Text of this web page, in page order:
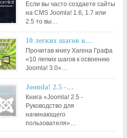
Если вы часто создаете сайты
на CMS Joomla! 1.6, 1.7 или
2.5 то вы…
10 легких шагов к…
Прочитав книгу Хагена Графа
«10 легких шагов к освоению
Joomla! 3.0»…
Joomla! 2.5 -…
Книга «Joomla! 2.5 -
Руководство для
начинающего
пользователя»…